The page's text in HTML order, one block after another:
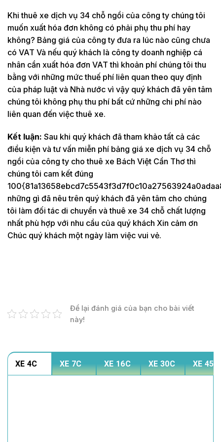
Khi thuê xe dịch vụ 34 chỗ ngồi của công ty chúng tôi
muốn xuất hóa đơn không có phải phụ thu phí hay
không? Bảng giá của công ty đưa ra lúc nào cũng chưa
có VAT Và nếu quý khách là công ty doanh nghiệp cá
nhân cần xuất hóa đơn VAT thì khoản phí chúng tôi thu
bằng với những mức thuế phí liên quan theo quy định
của pháp luật và Nhà nước vì vậy quý khách đã yên tâm
chúng tôi không phụ thu phí bất cứ những chi phí nào
liên quan đến việc thuê xe.
Kết luận: Sau khi quý khách đã tham khảo tất cả các
điều kiện và tư vấn miễn phí bảng giá xe dịch vụ 34 chỗ
ngồi của công ty cho thuê xe Bách Việt Cần Thơ thì
chúng tôi cam kết đúng
những gì đã nêu trên quý khách đã yên tâm cho chúng
tôi làm đối tác di chuyển và thuê xe 34 chỗ chất lượng
nhất phù hợp với nhu cầu của quý khách Xin cảm ơn
Chúc quý khách một ngày làm việc vui vẻ.
Để lại đánh giá của bạn cho bài viết
này!
XE 4C XE 7C XE 16C XE 30C XE 45C